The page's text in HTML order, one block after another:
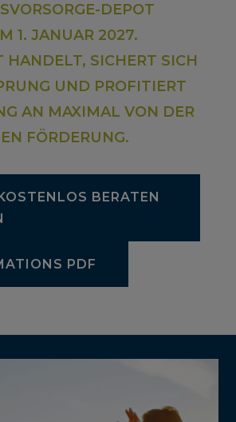
DEPOT
1. JANUAR 2027.
HANDELT, SICHERT SICH
UND PROFITIERT
AN MAXIMAL VON DER
FÖRDERUNG.
BERATEN
PDF